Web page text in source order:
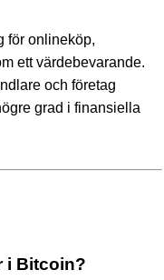
för onlineköp,
ett värdebevarande.
och företag
grad i finansiella
i Bitcoin?